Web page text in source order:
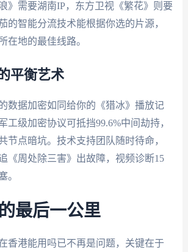
》需要湖南IP，东方卫视《繁花》则要
的智能分流技术能根据你选的片源，
在地的最佳线路。
平衡艺术
数据加密如同给你的《猎冰》播放记
工级加密协议可抵挡99.6%中间劫持，
节点暗坑。技术支持团队随时待命，
《周处除三害》出故障，视频诊断15
。
最后一公里
香港能用吗已不再是问题，关键在于